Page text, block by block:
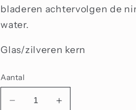
bladeren achtervolgen de
water.
Glas/zilveren kern
Aantal
Aantal
Aantal